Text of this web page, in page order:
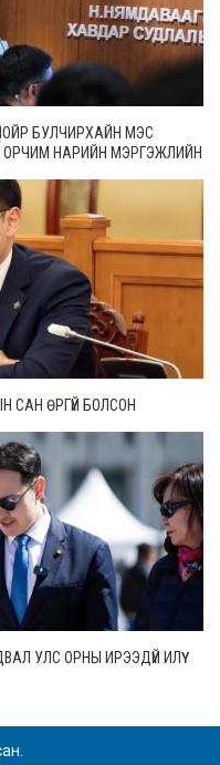
БУЛЧИРХАЙН МЭС
НАРИЙН МЭРГЭЖЛИЙН
САН ӨРГҮЙ БОЛСОН
УЛС ОРНЫ ИРЭЭДҮЙ ИЛҮҮ